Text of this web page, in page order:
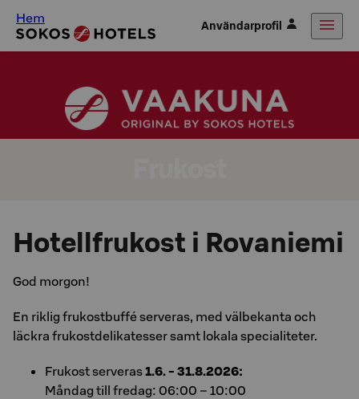
Hem Användarprofil
Hotellfrukost i Rovaniemi
God morgon!
En riklig frukostbuffé serveras, med välbekanta och
läckra frukostdelikatesser samt lokala specialiteter.
Frukost serveras1.6. - 31.8.2026:
Måndag till fredag: 06:00 – 10:00